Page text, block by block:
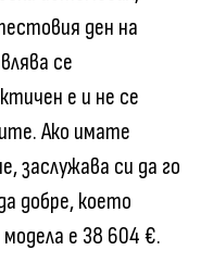
ден на
се
е и не се
Ако имате
заслужава си да го
добре, което
е 38 604 €.